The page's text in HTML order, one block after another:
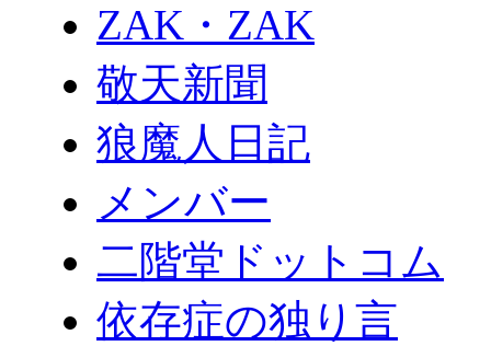
ZAK・ZAK
敬天新聞
狼魔人日記
メンバー
二階堂ドットコム
依存症の独り言